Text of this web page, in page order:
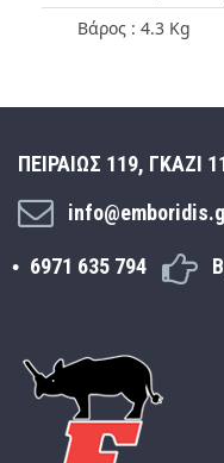
Βάρος : 4.3 Kg
ΠΕΙΡΑΙΩΣ 119, ΓΚΑΖΙ
6971 635 794